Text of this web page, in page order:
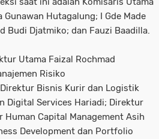
Hutagalung; I Gde Made
Budi Djatmiko; dan Fauzi Baadilla.
Utama Faizal Rochmad
Risiko
Bisnis Kurir dan Logistik
Digital Services Hariadi; Direktur
Capital Management Asih
Development dan Portfolio